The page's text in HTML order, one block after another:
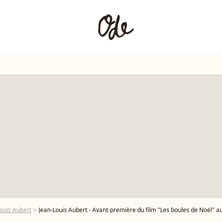
Aubert Jean-Louis Aubert - Avant-première du film "Les boules de Noël" au cinéma Pathé-Wepler à